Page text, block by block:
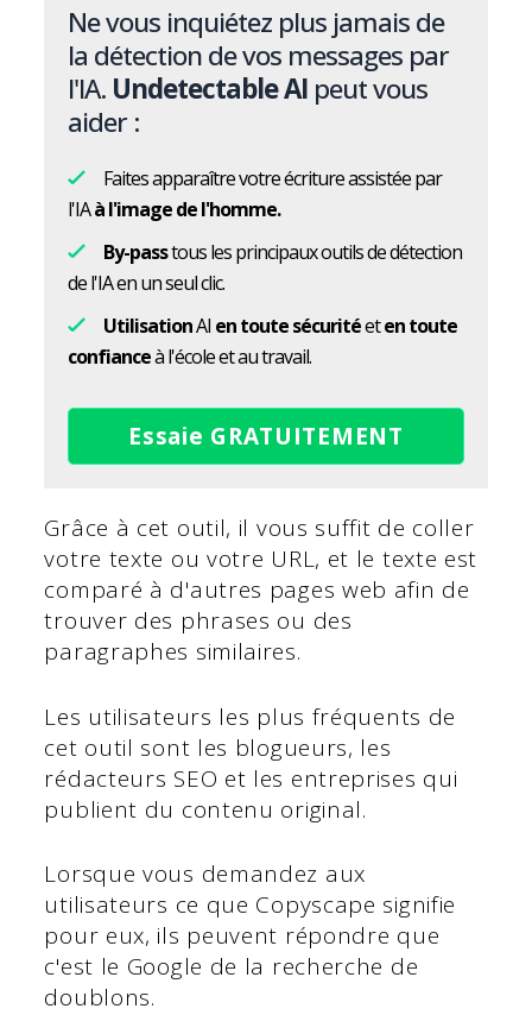
Ne vous inquiétez plus jamais de
la détection de vos messages par
l'IA. Undetectable AI peut vous
aider :
Faites apparaître votre écriture assistée par
l'IAà l'image de l'homme.
By-passtous les principaux outils de détection
de l'IA en un seul clic.
UtilisationAI en toute sécuritéeten toute
confianceà l'école et au travail.
Essaie GRATUITEMENT
Grâce à cet outil, il vous suffit de coller
votre texte ou votre URL, et le texte est
comparé à d'autres pages web afin de
trouver des phrases ou des
paragraphes similaires.
Les utilisateurs les plus fréquents de
cet outil sont les blogueurs, les
rédacteurs SEO et les entreprises qui
publient du contenu original.
Lorsque vous demandez aux
utilisateurs ce que Copyscape signifie
pour eux, ils peuvent répondre que
c'est le Google de la recherche de
doublons.